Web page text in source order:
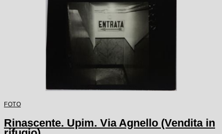
FOTO
Rinascente. Upim. Via Agnello (Vendita in